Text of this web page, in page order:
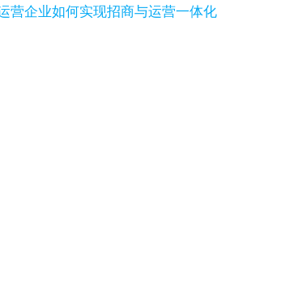
营企业如何实现招商与运营一体化